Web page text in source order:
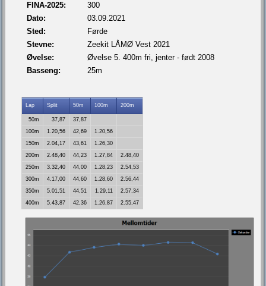
FINA-2025:
300
Dato:
03.09.2021
Sted:
Førde
Stevne:
Zeekit LÅMØ Vest 2021
Øvelse:
Øvelse 5. 400m fri, jenter - født 2008
Basseng:
25m
Lap Split 50m 100m 200m
50m 37,87
37,87
100m
1.20,56 42,69
1.20,56
150m
2.04,17 43,61
1.26,30
200m
2.48,40 44,23 1.27,84
2.48,40
250m
3.32,40 44,00 1.28,23
2.54,53
300m
4.17,00 44,60 1.28,60
2.56,44
350m
5.01,51 44,51 1.29,11
2.57,34
400m
5.43,87 42,36 1.26,87 2.55,47